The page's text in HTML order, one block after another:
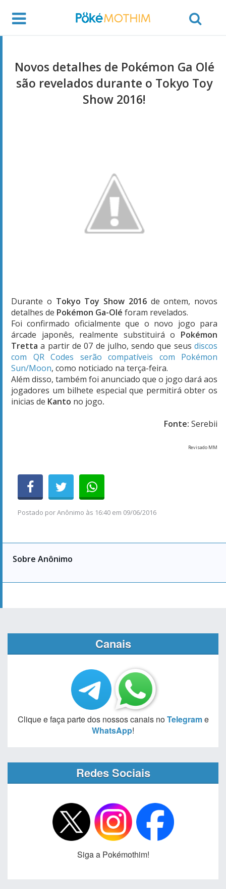
Novos detalhes de Pokémon Ga Olé
são revelados durante o Tokyo Toy
Show 2016!
Durante o Tokyo Toy Show 2016de ontem, novos
detalhes de Pokémon Ga-Olé foram revelados.
Foi confirmado oficialmente que o novo jogo para
árcade japonês, realmente substituirá o Pokémon
Tretta a partir de 07 de julho, sendo que seus discos
com QR Codes serão compatíveis com Pokémon
Sun/Moon, como noticiado na terça-feira.
Além disso, também foi anunciado que o jogo dará aos
jogadores um bilhete especial que permitirá obter os
inicias de Kanto no jogo.
Fonte: Serebii
Revisado MM
Postado porAnônimo às 16:40 em 09/06/2016
Sobre Anônimo
Canais
Clique e faça parte dos nossos canais noTelegrame
WhatsApp!
Redes Sociais
Siga a Pokémothim!